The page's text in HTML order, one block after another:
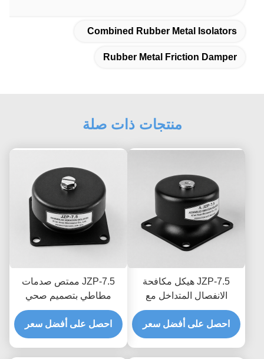
Combined Rubber Metal Isolators
Rubber Metal Friction Damper
منتجات ذات صلة
JZP-7.5 هيكل مكافحة
الانفصال المتداخل مع
امتصاص الصدمات
المطاطي مع تعقب الشرائح
المصنوعة بشكل دائم
احصل على أفضل سعر
JZP-7.5 ممتص صدمات
مطاطي بتصميم صحي
وسلس مع سهولة الغسل
والتخميد التدريجي
احصل على أفضل سعر